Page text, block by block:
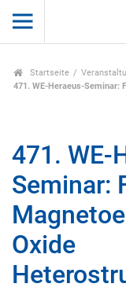
Startseite
471. WE-Heraeus-
471. WE-
Seminar:
Oxide